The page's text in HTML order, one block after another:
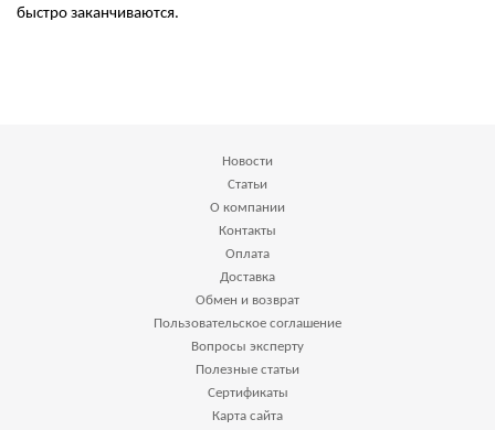
быстро заканчиваются.
Новости
Статьи
О компании
Контакты
Оплата
Доставка
Обмен и возврат
Пользовательское соглашение
Вопросы эксперту
Полезные статьи
Сертификаты
Карта сайта